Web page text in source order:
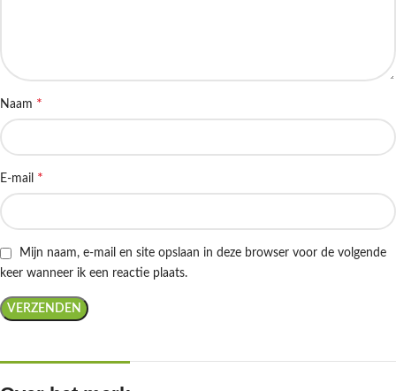
Naam *
E-mail *
Mijn naam, e-mail en site opslaan in deze browser voor de volgende
keer wanneer ik een reactie plaats.